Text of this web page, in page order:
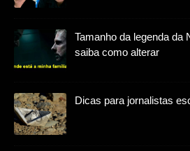
Tamanho da legenda da
saiba como alterar
Dicas para jornalistas